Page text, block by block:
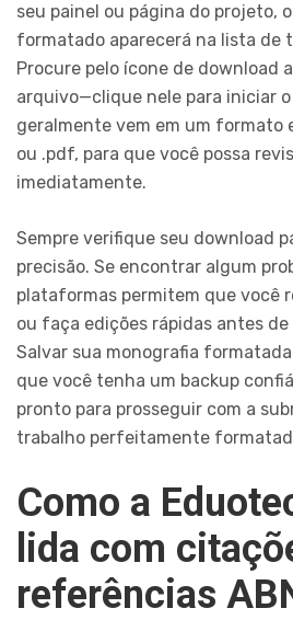
seu painel ou página do projeto,
formatado aparecerá na lista de
Procure pelo ícone de download
arquivo—clique nele para iniciar
geralmente vem em um formato
ou .pdf, para que você possa
imediatamente.
Sempre verifique seu download
precisão. Se encontrar algum
plataformas permitem que você
ou faça edições rápidas antes
Salvar sua monografia
que você tenha um backup
pronto para prosseguir com a
trabalho perfeitamente
Como a
lida com
referências